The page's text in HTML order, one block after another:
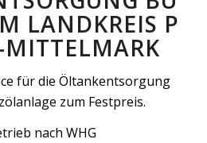
LANDKREIS P
für die Öltankentsorgung
zum Festpreis.
nach WHG